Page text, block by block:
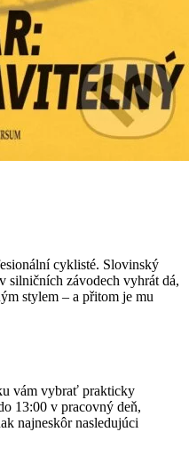
cyklisté. Slovinský
silničních závodech vyhrát dá,
stylem – a přitom je mu
vám vybrať prakticky
13:00 v pracovný deň,
najneskôr nasledujúci